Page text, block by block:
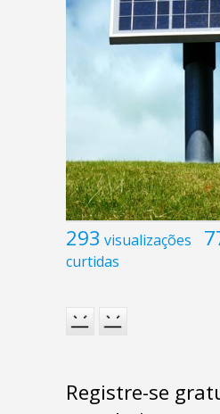
293 visualizações
curtidas
Registre-se